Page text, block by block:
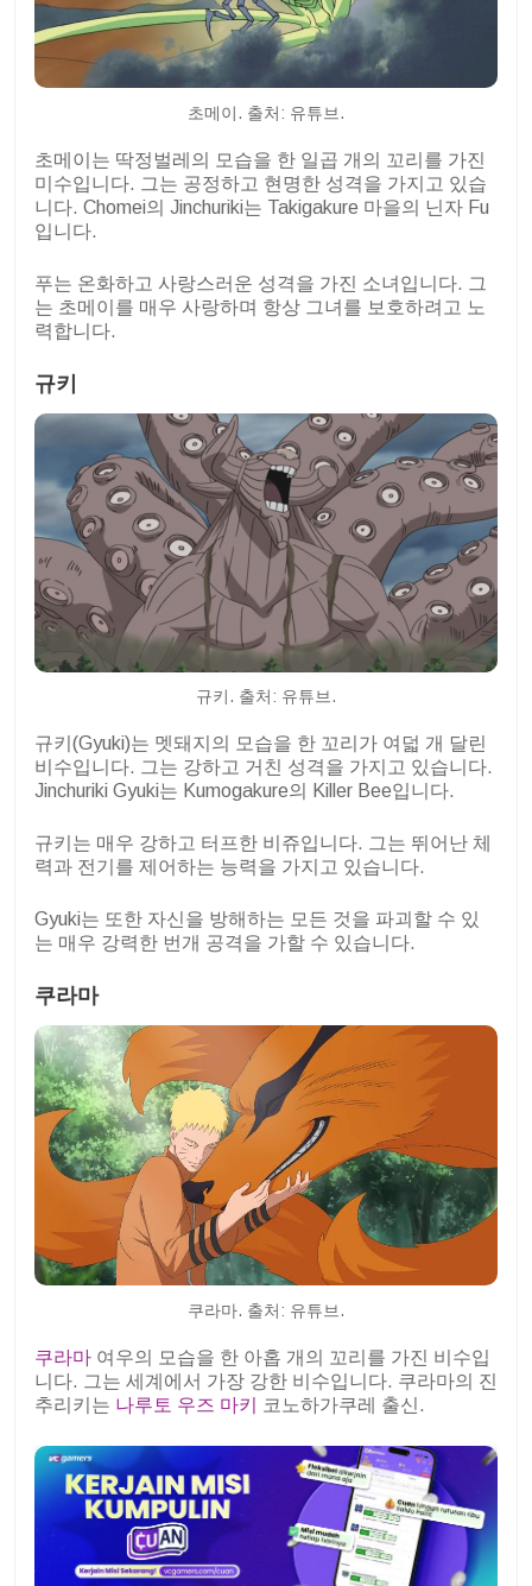
초메이. 출처: 유튜브.
초메이는 딱정벌레의 모습을 한 일곱 개의 꼬리를 가진
미수입니다. 그는 공정하고 현명한 성격을 가지고 있습
니다. Chomei의 Jinchuriki는 Takigakure 마을의 닌자 Fu
입니다.
푸는 온화하고 사랑스러운 성격을 가진 소녀입니다. 그
는 초메이를 매우 사랑하며 항상 그녀를 보호하려고 노
력합니다.
규키
규키. 출처: 유튜브.
규키(Gyuki)는 멧돼지의 모습을 한 꼬리가 여덟 개 달린
비수입니다. 그는 강하고 거친 성격을 가지고 있습니다.
Jinchuriki Gyuki는 Kumogakure의 Killer Bee입니다.
규키는 매우 강하고 터프한 비쥬입니다. 그는 뛰어난 체
력과 전기를 제어하는 능력을 가지고 있습니다.
Gyuki는 또한 자신을 방해하는 모든 것을 파괴할 수 있
는 매우 강력한 번개 공격을 가할 수 있습니다.
쿠라마
쿠라마. 출처: 유튜브.
쿠라마 여우의 모습을 한 아홉 개의 꼬리를 가진 비수입
니다. 그는 세계에서 가장 강한 비수입니다. 쿠라마의 진
추리키는 나루토 우즈 마키 코노하가쿠레 출신.